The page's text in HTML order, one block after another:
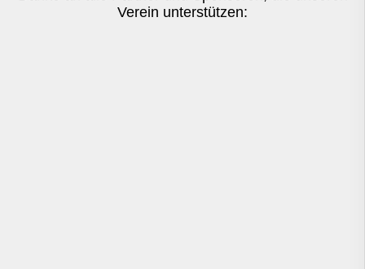
Verein unterstützen: